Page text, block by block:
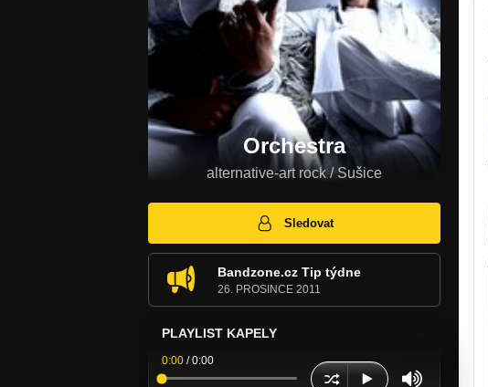
Orchestra
alternative-art rock / Sušice
Sledovat
Bandzone.cz Tip týdne
26. PROSINCE 2011
PLAYLIST KAPELY
0:00 /0:00